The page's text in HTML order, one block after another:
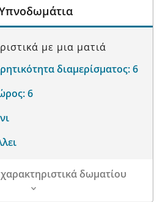
με μια ματιά
διαμερίσματος:6
6
δωματίου